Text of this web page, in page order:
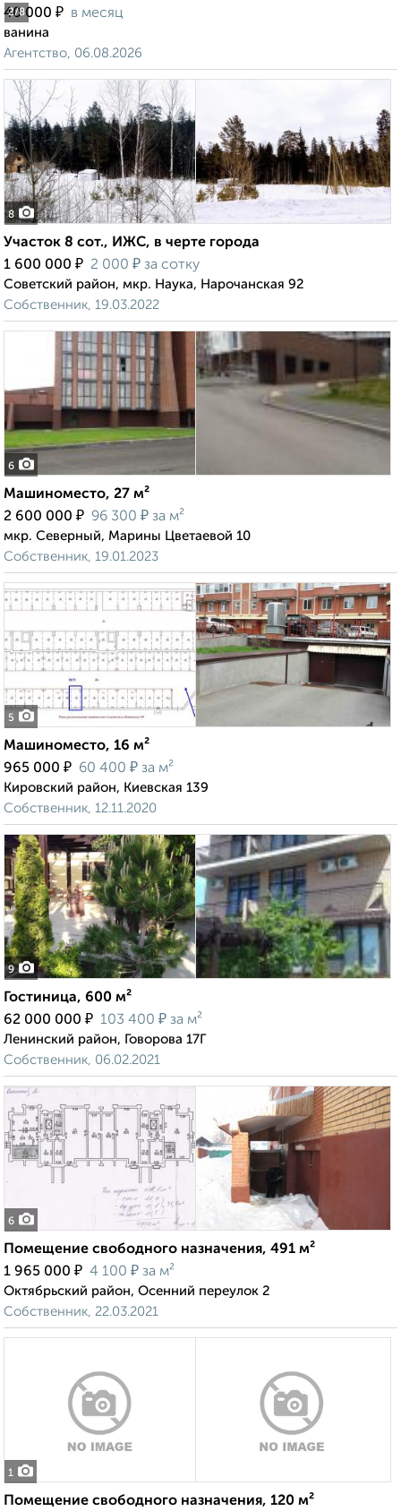
2/8
40 000 ₽ в месяц
ванина
Агентство, 06.08.2026
8
Участок 8 сот., ИЖС, в черте города
1 600 000 ₽ 2 000 ₽ за сотку
Советский район, мкр. Наука, Нарочанская 92
Собственник, 19.03.2022
6
Машиноместо, 27 м²
2 600 000 ₽ 96 300 ₽ за м²
мкр. Северный, Марины Цветаевой 10
Собственник, 19.01.2023
5
Машиноместо, 16 м²
965 000 ₽ 60 400 ₽ за м²
Кировский район, Киевская 139
Собственник, 12.11.2020
9
Гостиница, 600 м²
62 000 000 ₽ 103 400 ₽ за м²
Ленинский район, Говорова 17Г
Собственник, 06.02.2021
6
Помещение свободного назначения, 491 м²
1 965 000 ₽ 4 100 ₽ за м²
Октябрьский район, Осенний переулок 2
Собственник, 22.03.2021
1
Помещение свободного назначения, 120 м²